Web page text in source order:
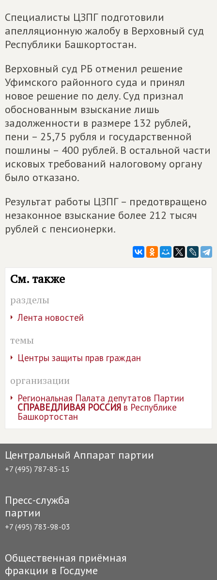
Специалисты ЦЗПГ подготовили
апелляционную жалобу в Верховный суд
Республики Башкортостан.
Верховный суд РБ отменил решение
Уфимского районного суда и принял
новое решение по делу. Суд признал
обоснованным взыскание лишь
задолженности в размере 132 рублей,
пени – 25,75 рубля и государственной
пошлины – 400 рублей. В остальной части
исковых требований налоговому органу
было отказано.
Результат работы ЦЗПГ – предотвращено
незаконное взыскание более 212 тысяч
рублей с пенсионерки.
См. также
разделы
Лента новостей
темы
Центры защиты прав граждан
организации
Региональная Палата депутатов Партии
СПРАВЕДЛИВАЯ РОССИЯв Республике
Башкортостан
Центральный Аппарат партии
+7 (495) 787-85-15
Пресс-служба
партии
+7 (495) 783-98-03
Общественная приёмная
фракции в Госдуме